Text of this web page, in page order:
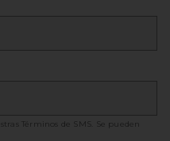
Términos de SMS
. Se pueden